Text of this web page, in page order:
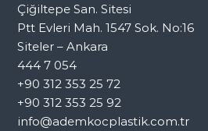
Çiğiltepe San. Sitesi
Ptt Evleri Mah. 1547 Sok. No:16
Siteler – Ankara
444 7 054
+90 312 353 25 72
+90 312 353 25 92
info@ademkocplastik.com.tr